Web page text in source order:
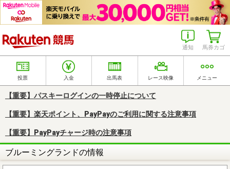
馬券カゴ
通知
投票 入金 出馬表 レース映像 メニュー
【重要】パスキーログインの一時停止について
【重要】楽天ポイント、PayPayのご利用に関する注意事項
【重要】PayPayチャージ時の注意事項
ブルーミングランドの情報